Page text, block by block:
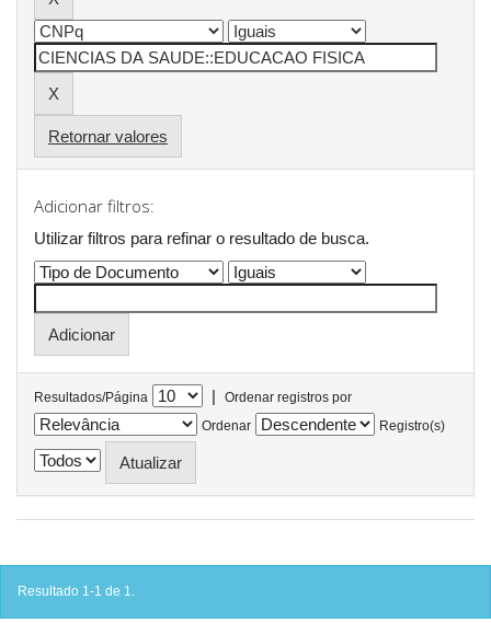
Retornar valores
Adicionar filtros:
Utilizar filtros para refinar o resultado de busca.
Resultados/Página |
Ordenar registros por
Ordenar
Registro(s)
Resultado 1-1 de 1.